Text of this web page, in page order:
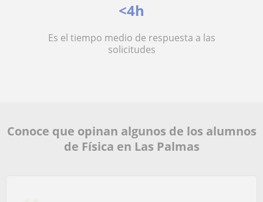
<4h
Es el tiempo medio de respuesta a las
solicitudes
Conoce que opinan algunos de los alumnos
de Física en Las Palmas